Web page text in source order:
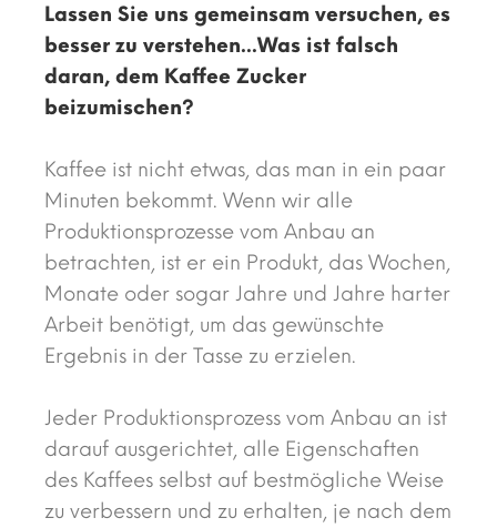
Lassen Sie uns gemeinsam versuchen, es
besser zu verstehen...Was ist falsch
daran, dem Kaffee Zucker
beizumischen?
Kaffee ist nicht etwas, das man in ein paar
Minuten bekommt. Wenn wir alle
Produktionsprozesse vom Anbau an
betrachten, ist er ein Produkt, das Wochen,
Monate oder sogar Jahre und Jahre harter
Arbeit benötigt, um das gewünschte
Ergebnis in der Tasse zu erzielen.
Jeder Produktionsprozess vom Anbau an ist
darauf ausgerichtet, alle Eigenschaften
des Kaffees selbst auf bestmögliche Weise
zu verbessern und zu erhalten, je nach dem